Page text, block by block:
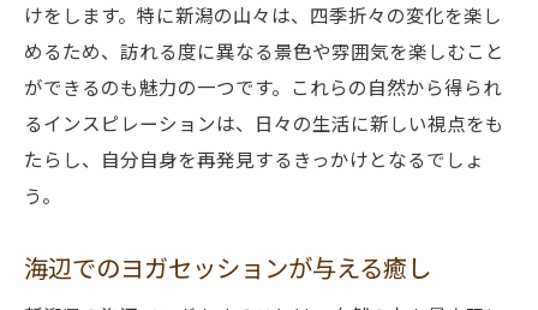
自然の中で心と体をリセットする方法
ヨガと筋トレの両方で得られる爽快感
日常のストレスを和らげる自然の力
けをします。特に新潟の山々は、四季折々の変化を楽し
めるため、訪れる度に異なる景色や雰囲気を楽しむこと
ができるのも魅力の一つです。これらの自然から得られ
るインスピレーションは、日々の生活に新しい視点をも
たらし、自分自身を再発見するきっかけとなるでしょ
う。
海辺でのヨガセッションが与える癒し